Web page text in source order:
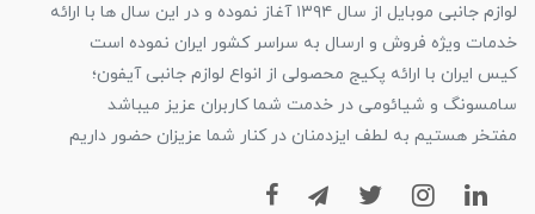
لوازم جانبی موبایل از سال ۱۳۹۴ آغاز نموده و در این سال ها با ارائه
خدمات ویژه فروش و ارسال به سراسر کشور ایران نموده است
کیس ایران با ارائه پکیج محصولی از انواع لوازم جانبی آیفون؛
سامسونگ و شیائومی در خدمت شما کاربران عزیز میباشد
مفتخر هستیم به لطف ایزدمنان در کنار شما عزیزان حضور داریم